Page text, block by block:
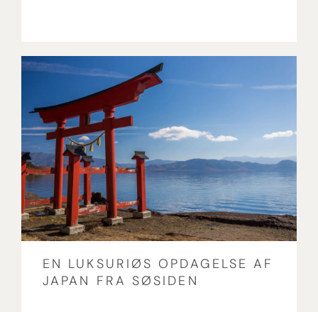
EN LUKSURIØS OPDAGELSE AF
JAPAN FRA SØSIDEN